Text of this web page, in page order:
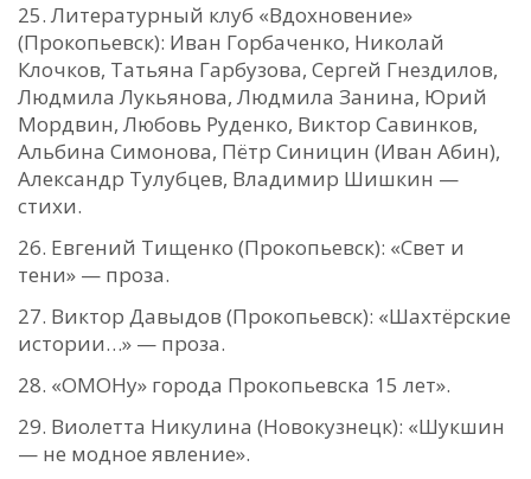
Литературный клуб «Вдохновение»
(Прокопьевск): Иван Горбаченко, Николай
Клочков, Татьяна Гарбузова, Сергей Гнездилов,
Людмила Лукьянова, Людмила Занина, Юрий
Мордвин, Любовь Руденко, Виктор Савинков,
Альбина Симонова, Пётр Синицин (Иван Абин),
Александр Тулубцев, Владимир Шишкин —
стихи.
Евгений Тищенко (Прокопьевск): «Свет и
тени» — проза.
Виктор Давыдов (Прокопьевск): «Шахтёрские
истории…» — проза.
«ОМОНу» города Прокопьевска 15 лет».
Виолетта Никулина (Новокузнецк): «Шукшин
— не модное явление».